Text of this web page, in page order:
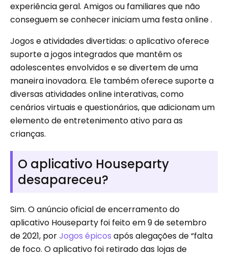
experiência geral. Amigos ou familiares que não
conseguem se conhecer iniciam uma festa online .
Jogos e atividades divertidas: o aplicativo oferece
suporte a jogos integrados que mantêm os
adolescentes envolvidos e se divertem de uma
maneira inovadora. Ele também oferece suporte a
diversas atividades online interativas, como
cenários virtuais e questionários, que adicionam um
elemento de entretenimento ativo para as
crianças.
O aplicativo Houseparty
desapareceu?
Sim. O anúncio oficial de encerramento do
aplicativo Houseparty foi feito em 9 de setembro
de 2021, porJogos épicos após alegações de “falta
de foco. O aplicativo foi retirado das lojas de